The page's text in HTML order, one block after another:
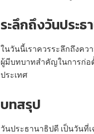
ระลึกถึงวันประธ
ในวันนี้เราควรระลึกถึงค
ผู้มีบทบาทสำคัญในการก่อ
ประเทศ
บทสรุป
วันประธานาธิปดี เป็นวันที่